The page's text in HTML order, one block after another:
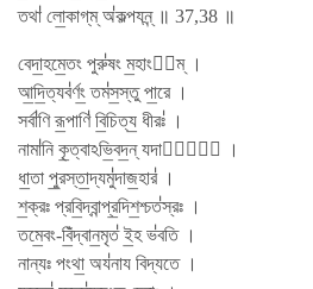
তথা॑ লো॒কাগ্​ম্ অ॑কল্পযন্ন্ ॥ 37,38 ॥
বেদা॒হমে॒তং পুরু॑ষং ম॒হাংত᳚ম্ ।
আ॒দি॒ত্যব॑র্ণং॒ তম॑স॒স্তু পা॒রে ।
সর্বা॑ণি রূ॒পাণি॑ বি॒চিত্য॒ ধীরঃ॑ ।
নামা॑নি কৃ॒ত্বাঽভি॒বদ॒ন্ যদাস্তে᳚ ।
ধা॒তা পু॒রস্তা॒দ্যমু॑দাজ॒হার॑ ।
শ॒ক্রঃ প্রবি॒দ্বান্প্র॒দিশ॒শ্চত॑স্রঃ ।
তমে॒বং-বিঁ॒দ্বান॒মৃত॑ ই॒হ ভ॑বতি ।
নান্যঃ পংথা॒ অয॑নায বিদ্যতে ।